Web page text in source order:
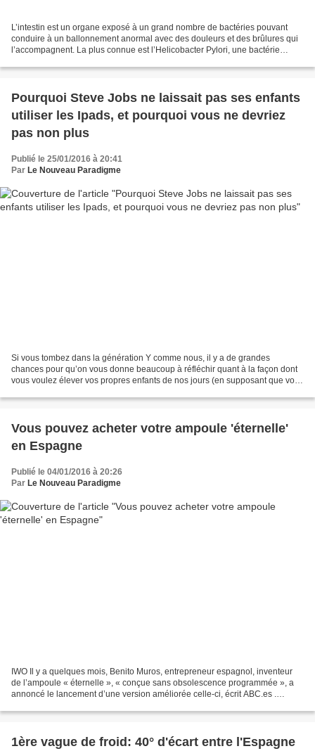
L’intestin est un organe exposé à un grand nombre de bactéries pouvant
conduire à un ballonnement anormal avec des douleurs et des brûlures qui
l’accompagnent. La plus connue est l’Helicobacter Pylori, une bactérie
Pourquoi Steve Jobs ne laissait pas ses enfants
utiliser les Ipads, et pourquoi vous ne devriez
pas non plus
Publié le 25/01/2016 à 20:41
Par Le Nouveau Paradigme
Si vous tombez dans la génération Y comme nous, il y a de grandes
chances pour qu’on vous donne beaucoup à réfléchir quant à la façon dont
vous voulez élever vos propres enfants de nos jours (en supposant que vous
Vous pouvez acheter votre ampoule 'éternelle'
en Espagne
Publié le 04/01/2016 à 20:26
Par Le Nouveau Paradigme
IWO Il y a quelques mois, Benito Muros, entrepreneur espagnol, inventeur
de l’ampoule « éternelle », « conçue sans obsolescence programmée », a
annoncé le lancement d’une version améliorée celle-ci, écrit ABC.es .
1ère vague de froid: 40° d'écart entre l'Espagne